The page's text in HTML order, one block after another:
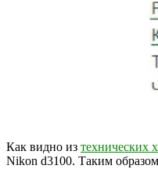
Как видно из технических
Nikon d3100. Таким